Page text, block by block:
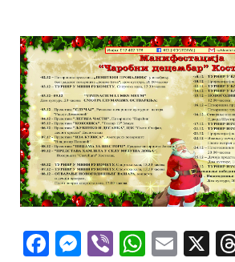
Facebook
Messenger
Viber X